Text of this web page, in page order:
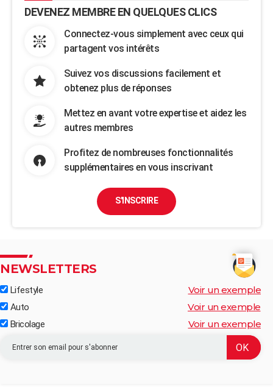
DEVENEZ MEMBRE EN QUELQUES CLICS
Connectez-vous simplement avec ceux qui
partagent vos intérêts
Suivez vos discussions facilement et
obtenez plus de réponses
Mettez en avant votre expertise et aidez les
autres membres
Profitez de nombreuses fonctionnalités
supplémentaires en vous inscrivant
S'INSCRIRE
NEWSLETTERS
Lifestyle Voir un exemple
Auto Voir un exemple
Bricolage Voir un exemple